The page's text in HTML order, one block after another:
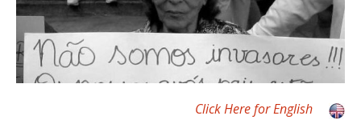
Click Here for English